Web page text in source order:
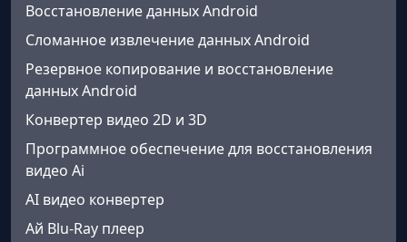
Восстановление данных Android
Сломанное извлечение данных Android
Резервное копирование и восстановление
данных Android
Конвертер видео 2D и 3D
Программное обеспечение для восстановления
видео Ai
AI видео конвертер
Ай Blu-Ray плеер